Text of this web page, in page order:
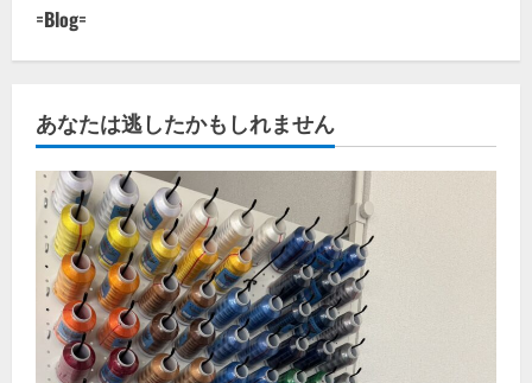
=Blog=
あなたは逃したかもしれません